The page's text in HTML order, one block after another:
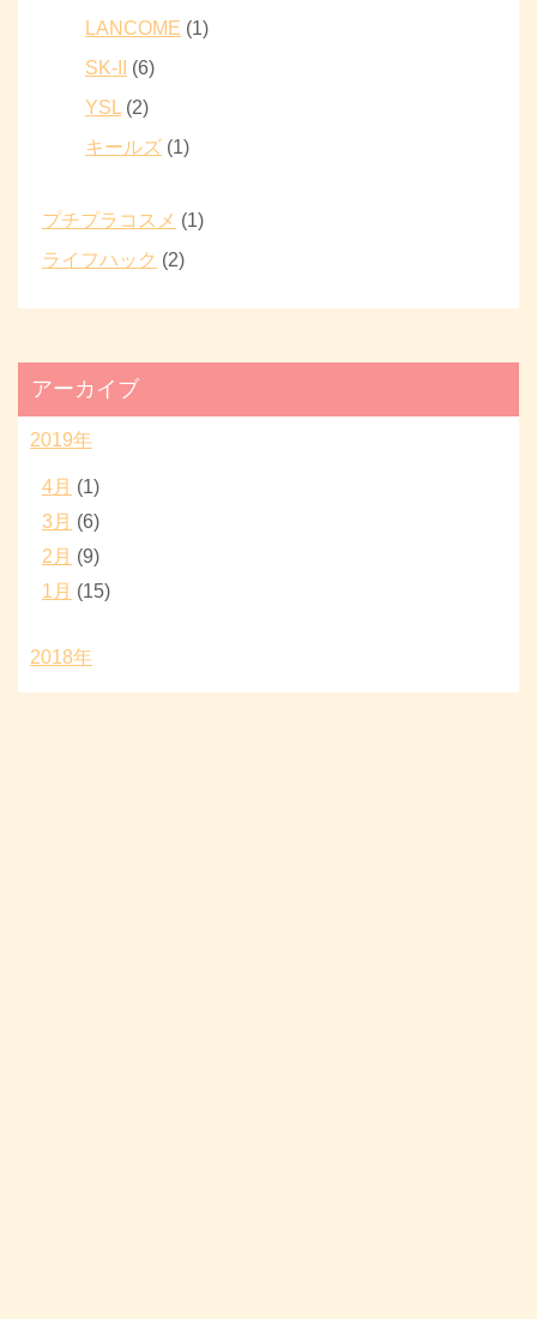
LANCOME (1)
SK-II
(6)
YSL (2)
キールズ (1)
プチプラコスメ (1)
ライフハック (2)
アーカイブ
2019年
4月 (1)
3月 (6)
2月 (9)
1月 (15)
2018年